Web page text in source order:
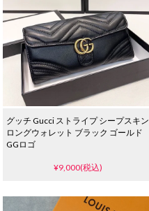
グッチ Gucci ストライプ シープスキン
ロングウォレット ブラック ゴールド
GGロゴ
¥9,000(税込)